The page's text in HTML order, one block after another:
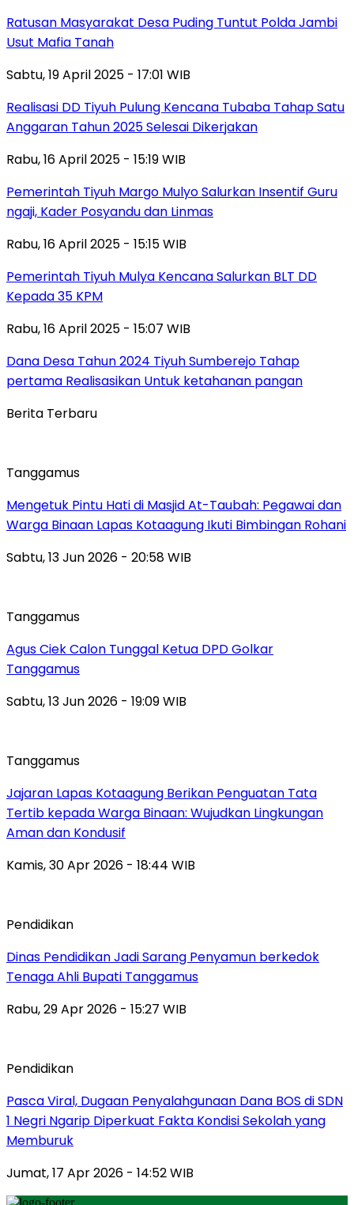
Ratusan Masyarakat Desa Puding Tuntut Polda Jambi
Usut Mafia Tanah
Sabtu, 19 April 2025 - 17:01 WIB
Realisasi DD Tiyuh Pulung Kencana Tubaba Tahap Satu
Anggaran Tahun 2025 Selesai Dikerjakan
Rabu, 16 April 2025 - 15:19 WIB
Pemerintah Tiyuh Margo Mulyo Salurkan Insentif Guru
ngaji, Kader Posyandu dan Linmas
Rabu, 16 April 2025 - 15:15 WIB
Pemerintah Tiyuh Mulya Kencana Salurkan BLT DD
Kepada 35 KPM
Rabu, 16 April 2025 - 15:07 WIB
Dana Desa Tahun 2024 Tiyuh Sumberejo Tahap
pertama Realisasikan Untuk ketahanan pangan
Berita Terbaru
Tanggamus
Mengetuk Pintu Hati di Masjid At-Taubah: Pegawai dan
Warga Binaan Lapas Kotaagung Ikuti Bimbingan Rohani
Sabtu, 13 Jun 2026 - 20:58 WIB
Tanggamus
Agus Ciek Calon Tunggal Ketua DPD Golkar
Tanggamus
Sabtu, 13 Jun 2026 - 19:09 WIB
Tanggamus
Jajaran Lapas Kotaagung Berikan Penguatan Tata
Tertib kepada Warga Binaan: Wujudkan Lingkungan
Aman dan Kondusif
Kamis, 30 Apr 2026 - 18:44 WIB
Pendidikan
Dinas Pendidikan Jadi Sarang Penyamun berkedok
Tenaga Ahli Bupati Tanggamus
Rabu, 29 Apr 2026 - 15:27 WIB
Pendidikan
Pasca Viral, Dugaan Penyalahgunaan Dana BOS di SDN
1 Negri Ngarip Diperkuat Fakta Kondisi Sekolah yang
Memburuk
Jumat, 17 Apr 2026 - 14:52 WIB